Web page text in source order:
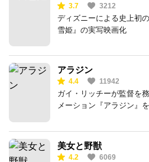
3.7 3212
ディズニーによる史上初
雪姫』の実写映画化
アラジン
4.4 11942
ガイ・リッチーが監督を
メーション『アラジン』
美女と野獣
4.2 6069